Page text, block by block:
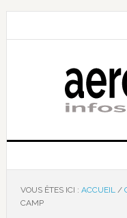
VOUS ÊTES ICI : ACCUEIL /
CAMP